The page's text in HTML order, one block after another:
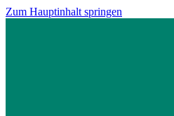
Zum Hauptinhalt springen